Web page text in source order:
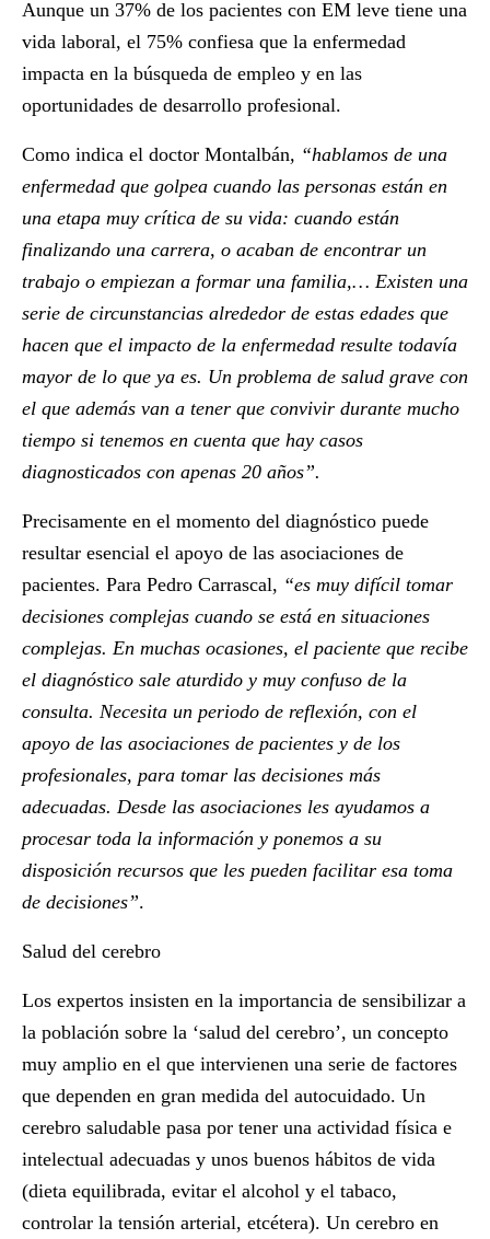
Aunque un 37% de los pacientes con EM leve tiene una
vida laboral, el 75% confiesa que la enfermedad
impacta en la búsqueda de empleo y en las
oportunidades de desarrollo profesional.
Como indica el doctor Montalbán, “hablamos de una
enfermedad que golpea cuando las personas están en
una etapa muy crítica de su vida: cuando están
finalizando una carrera, o acaban de encontrar un
trabajo o empiezan a formar una familia,… Existen una
serie de circunstancias alrededor de estas edades que
hacen que el impacto de la enfermedad resulte todavía
mayor de lo que ya es. Un problema de salud grave con
el que además van a tener que convivir durante mucho
tiempo si tenemos en cuenta que hay casos
diagnosticados con apenas 20 años”.
Precisamente en el momento del diagnóstico puede
resultar esencial el apoyo de las asociaciones de
pacientes. Para Pedro Carrascal, “es muy difícil tomar
decisiones complejas cuando se está en situaciones
complejas. En muchas ocasiones, el paciente que recibe
el diagnóstico sale aturdido y muy confuso de la
consulta. Necesita un periodo de reflexión, con el
apoyo de las asociaciones de pacientes y de los
profesionales, para tomar las decisiones más
adecuadas. Desde las asociaciones les ayudamos a
procesar toda la información y ponemos a su
disposición recursos que les pueden facilitar esa toma
de decisiones”.
Salud del cerebro
Los expertos insisten en la importancia de sensibilizar a
la población sobre la ‘salud del cerebro’, un concepto
muy amplio en el que intervienen una serie de factores
que dependen en gran medida del autocuidado. Un
cerebro saludable pasa por tener una actividad física e
intelectual adecuadas y unos buenos hábitos de vida
(dieta equilibrada, evitar el alcohol y el tabaco,
controlar la tensión arterial, etcétera). Un cerebro en